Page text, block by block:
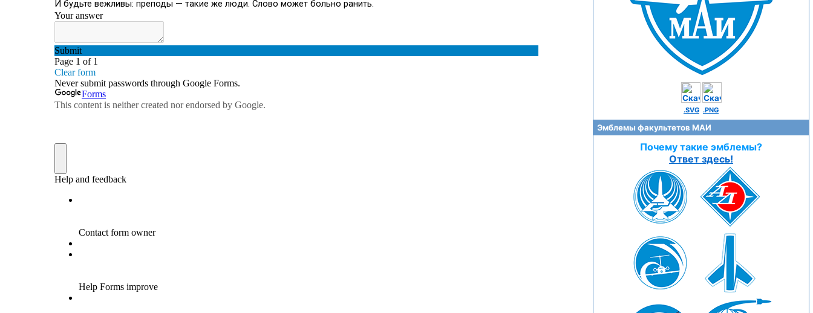
.SVG .PNG
Эмблемы факультетов МАИ
Почему такие эмблемы?
Ответ здесь!